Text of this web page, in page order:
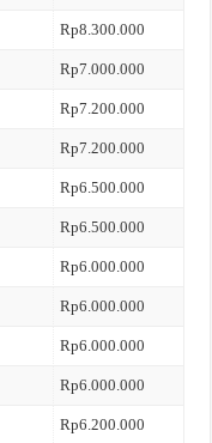
Rp8.300.000
Rp7.000.000
Rp7.200.000
Rp7.200.000
Rp6.500.000
Rp6.500.000
Rp6.000.000
Rp6.000.000
Rp6.000.000
Rp6.000.000
Rp6.200.000